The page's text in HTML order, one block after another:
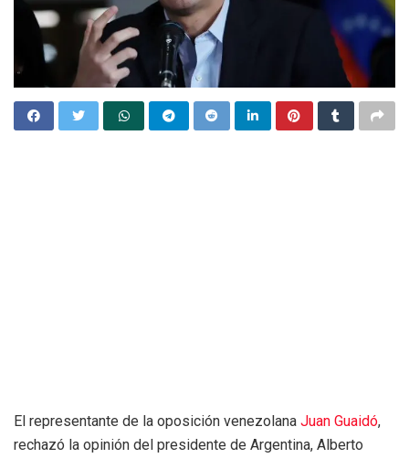
El representante de la oposición venezolana Juan Guaidó,
rechazó la opinión del presidente de Argentina, Alberto